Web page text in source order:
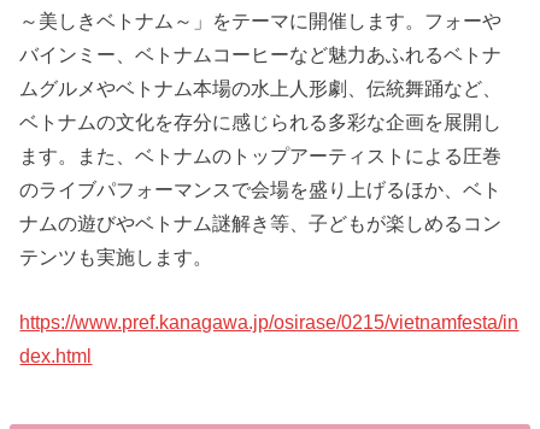
～美しきベトナム～」をテーマに開催します。フォーや
バインミー、ベトナムコーヒーなど魅力あふれるベトナ
ムグルメやベトナム本場の水上人形劇、伝統舞踊など、
ベトナムの文化を存分に感じられる多彩な企画を展開し
ます。また、ベトナムのトップアーティストによる圧巻
のライブパフォーマンスで会場を盛り上げるほか、ベト
ナムの遊びやベトナム謎解き等、子どもが楽しめるコン
テンツも実施します。
https://www.pref.kanagawa.jp/osirase/0215/vietnamfesta/in
dex.html